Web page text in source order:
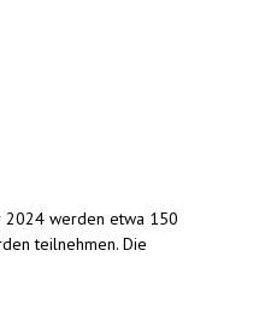
2024 werden etwa 150
teilnehmen. Die